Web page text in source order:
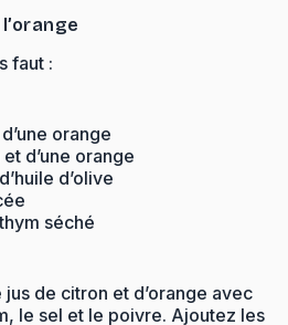
faut :
orange
d’une orange
d’olive
séché
de citron et d’orange avec
le sel et le poivre. Ajoutez les